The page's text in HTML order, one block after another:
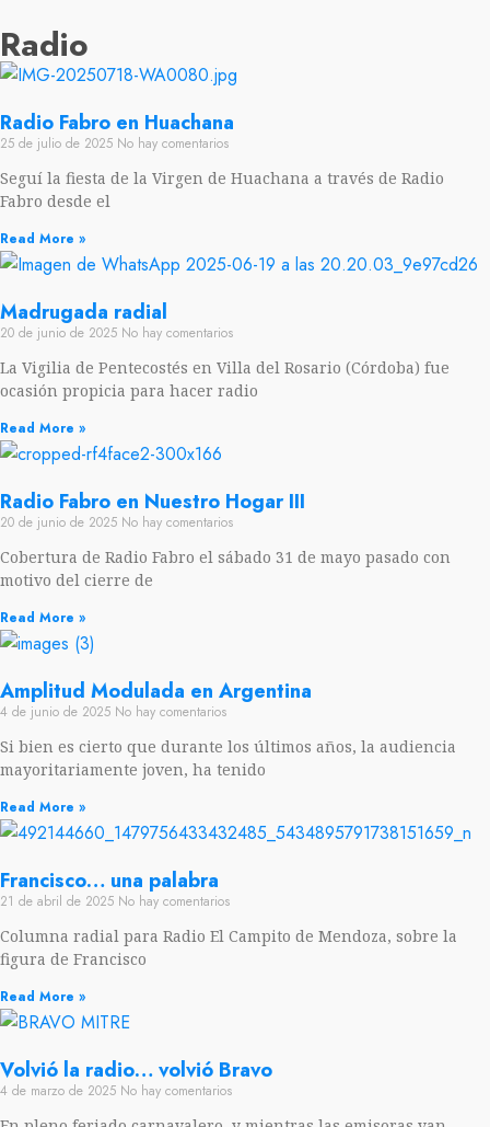
Radio
Radio Fabro en Huachana
25 de julio de 2025 No hay comentarios
Seguí la fiesta de la Virgen de Huachana a través de Radio
Fabro desde el
Read More »
Madrugada radial
20 de junio de 2025 No hay comentarios
La Vigilia de Pentecostés en Villa del Rosario (Córdoba) fue
ocasión propicia para hacer radio
Read More »
Radio Fabro en Nuestro Hogar III
20 de junio de 2025 No hay comentarios
Cobertura de Radio Fabro el sábado 31 de mayo pasado con
motivo del cierre de
Read More »
Amplitud Modulada en Argentina
4 de junio de 2025 No hay comentarios
Si bien es cierto que durante los últimos años, la audiencia
mayoritariamente joven, ha tenido
Read More »
Francisco… una palabra
21 de abril de 2025 No hay comentarios
Columna radial para Radio El Campito de Mendoza, sobre la
figura de Francisco
Read More »
Volvió la radio… volvió Bravo
4 de marzo de 2025 No hay comentarios